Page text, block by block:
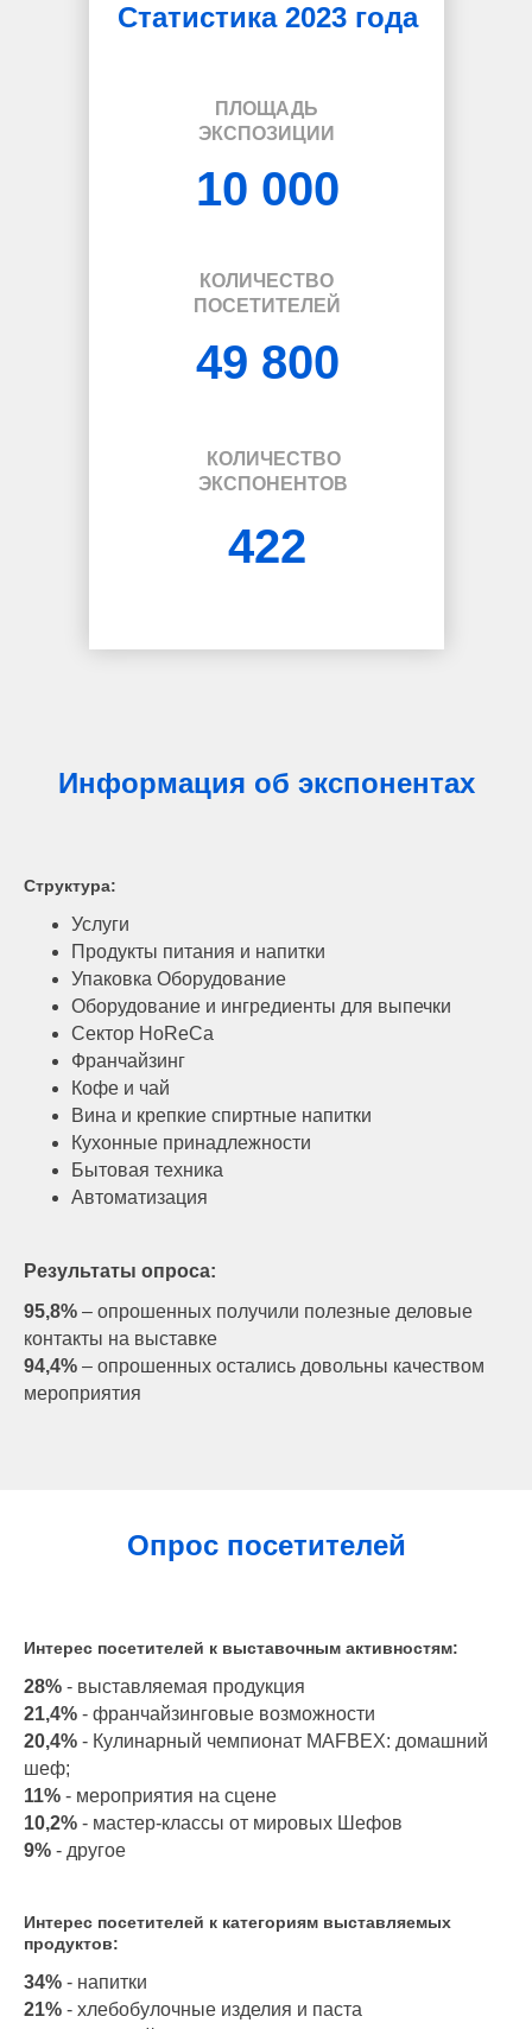
ПЛОЩАДЬ
ЭКСПОЗИЦИИ
10 000
КОЛИЧЕСТВО
ПОСЕТИТЕЛЕЙ
КОЛИЧЕСТВО
ЭКСПОНЕНТОВ
49 800
422
Статистика 2023 года
Информация об экспонентах
Структура:
Услуги
Продукты питания и напитки
Упаковка Оборудование
Оборудование и ингредиенты для выпечки
Сектор HoReCa
Франчайзинг
Кофе и чай
Вина и крепкие спиртные напитки
Кухонные принадлежности
Бытовая техника
Автоматизация
Результаты опроса:
95,8% – опрошенных получили полезные деловые
контакты на выставке
94,4% – опрошенных остались довольны качеством
мероприятия
Опрос посетителей
Интерес посетителей к выставочным активностям:
28% - выставляемая продукция
21,4% - франчайзинговые возможности
20,4% - Кулинарный чемпионат MAFBEX: домашний
шеф;
11% - мероприятия на сцене
10,2% - мастер-классы от мировых Шефов
9% - другое
Интерес посетителей к категориям выставляемых
продуктов:
34% - напитки
21% - хлебобулочные изделия и паста